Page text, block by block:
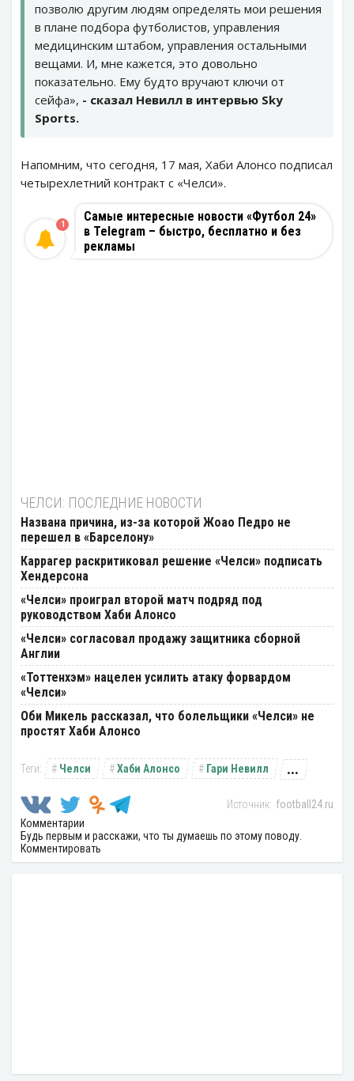
позволю другим людям определять мои решения
в плане подбора футболистов, управления
медицинским штабом, управления остальными
вещами. И, мне кажется, это довольно
показательно. Ему будто вручают ключи от
сейфа», - сказал Невилл в интервью Sky
Sports.
Напомним, что сегодня, 17 мая, Хаби Алонсо подписал
четырехлетний контракт с «Челси».
Самые интересные новости «Футбол 24»
в Telegram – быстро, бесплатно и без
рекламы
1
ЧЕЛСИ: ПОСЛЕДНИЕ НОВОСТИ
Названа причина, из-за которой Жоао Педро не
перешел в «Барселону»
Каррагер раскритиковал решение «Челси» подписать
Хендерсона
«Челси» проиграл второй матч подряд под
руководством Хаби Алонсо
«Челси» согласовал продажу защитника сборной
Англии
«Тоттенхэм» нацелен усилить атаку форвардом
«Челси»
Оби Микель рассказал, что болельщики «Челси» не
простят Хаби Алонсо
Челси Хаби Алонсо Гари Невилл ...
football24.ru
Комментарии
Будь первым и расскажи, что ты думаешь по этому поводу.
Комментировать